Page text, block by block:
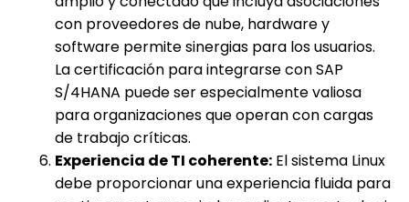
con proveedores de nube, hardware y
software permite sinergias para los usuarios.
La certificación para integrarse con SAP
S/4HANA puede ser especialmente valiosa
para organizaciones que operan con cargas
de trabajo críticas.
Experiencia de TI coherente: El sistema Linux
debe proporcionar una experiencia fluida para